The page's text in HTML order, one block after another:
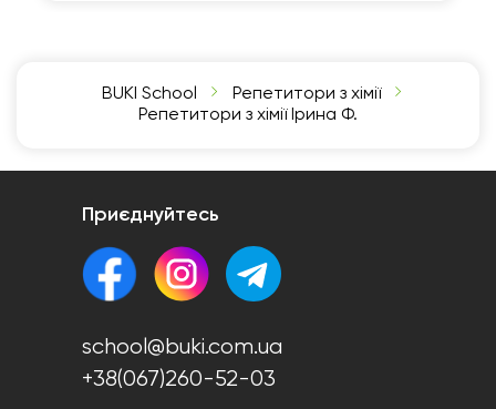
BUKI School
Репетитори з хімії
Репетитори з хімії Ірина Ф.
Приєднуйтесь
school@buki.com.ua
+38(067)260-52-03